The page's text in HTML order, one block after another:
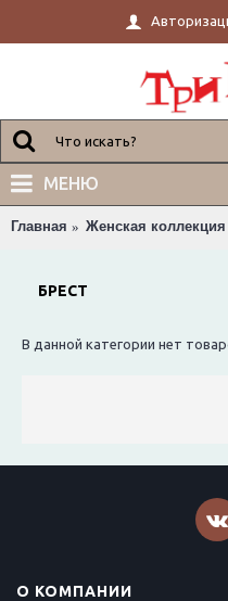
МЕНЮ
Главная Женская коллекция
БРЕСТ
В данной категории нет
О КОМПАНИИ